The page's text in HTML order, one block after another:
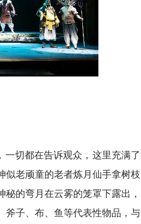
切都在告诉观众，这里充满了
似老顽童的老者炼月仙手拿树枝
的弯月在云雾的笼罩下露出，
斧子、布、鱼等代表性物品，与